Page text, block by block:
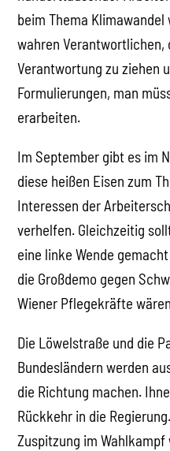
beim Thema
wahren Verantwortlichen,
Verantwortung zu ziehen
Formulierungen, man
erarbeiten.
Im September gibt es im
diese heißen Eisen zum
Interessen der
verhelfen. Gleichzeitig
eine linke Wende
die Großdemo gegen
Wiener Pflegekräfte
Die Löwelstraße und die
Bundesländern werden
die Richtung machen.
Rückkehr in die
Zuspitzung im